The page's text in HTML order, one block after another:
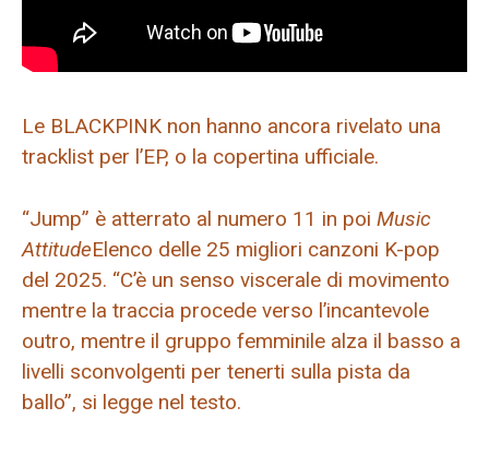
Le BLACKPINK non hanno ancora rivelato una
tracklist per l’EP, o la copertina ufficiale.
“Jump” è atterrato al numero 11 in poi Music
AttitudeElenco delle 25 migliori canzoni K-pop
del 2025. “C’è un senso viscerale di movimento
mentre la traccia procede verso l’incantevole
outro, mentre il gruppo femminile alza il basso a
livelli sconvolgenti per tenerti sulla pista da
ballo”, si legge nel testo.